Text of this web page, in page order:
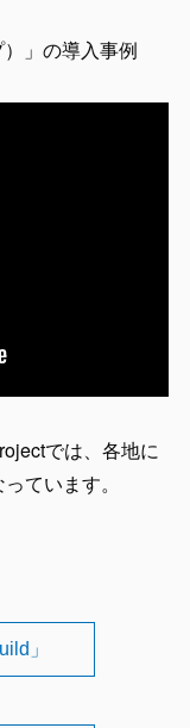
」の導入事例
では、各地に
ています。
」